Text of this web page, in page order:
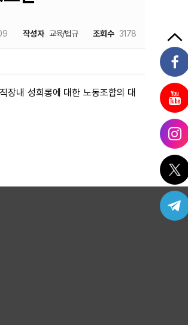
작성자 교육/법규 조회수 3178
장내 성희롱에 대한 노동조합의 대